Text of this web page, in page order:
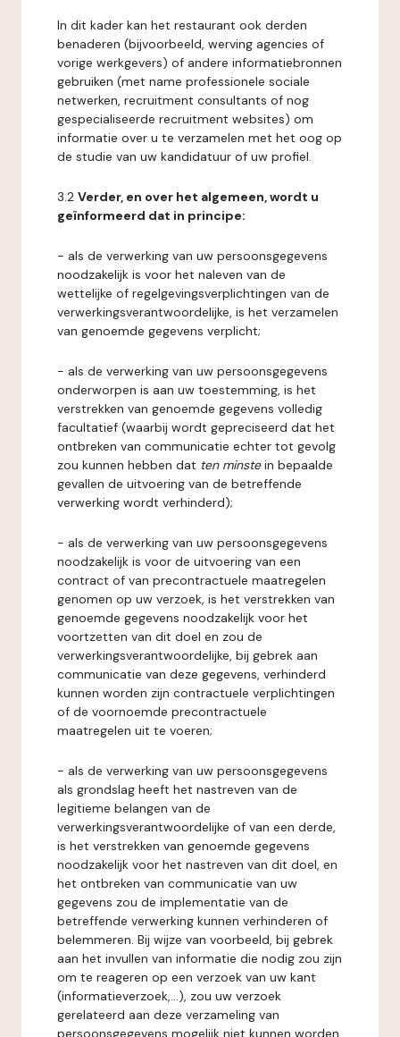
In dit kader kan het restaurant ook derden
benaderen (bijvoorbeeld, werving agencies of
vorige werkgevers) of andere informatiebronnen
gebruiken (met name professionele sociale
netwerken, recruitment consultants of nog
gespecialiseerde recruitment websites) om
informatie over u te verzamelen met het oog op
de studie van uw kandidatuur of uw profiel.
3.2 Verder, en over het algemeen, wordt u
geïnformeerd dat in principe:
- als de verwerking van uw persoonsgegevens
noodzakelijk is voor het naleven van de
wettelijke of regelgevingsverplichtingen van de
verwerkingsverantwoordelijke, is het verzamelen
van genoemde gegevens verplicht;
- als de verwerking van uw persoonsgegevens
onderworpen is aan uw toestemming, is het
verstrekken van genoemde gegevens volledig
facultatief (waarbij wordt gepreciseerd dat het
ontbreken van communicatie echter tot gevolg
zou kunnen hebben dat ten minstein bepaalde
gevallen de uitvoering van de betreffende
verwerking wordt verhinderd);
- als de verwerking van uw persoonsgegevens
noodzakelijk is voor de uitvoering van een
contract of van precontractuele maatregelen
genomen op uw verzoek, is het verstrekken van
genoemde gegevens noodzakelijk voor het
voortzetten van dit doel en zou de
verwerkingsverantwoordelijke, bij gebrek aan
communicatie van deze gegevens, verhinderd
kunnen worden zijn contractuele verplichtingen
of de voornoemde precontractuele
maatregelen uit te voeren;
- als de verwerking van uw persoonsgegevens
als grondslag heeft het nastreven van de
legitieme belangen van de
verwerkingsverantwoordelijke of van een derde,
is het verstrekken van genoemde gegevens
noodzakelijk voor het nastreven van dit doel, en
het ontbreken van communicatie van uw
gegevens zou de implementatie van de
betreffende verwerking kunnen verhinderen of
belemmeren. Bij wijze van voorbeeld, bij gebrek
aan het invullen van informatie die nodig zou zijn
om te reageren op een verzoek van uw kant
(informatieverzoek,...), zou uw verzoek
gerelateerd aan deze verzameling van
persoonsgegevens mogelijk niet kunnen worden